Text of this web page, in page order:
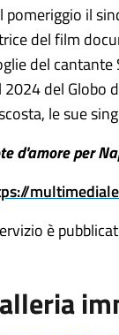
pomeriggio il
del film
del cantante
2024 del Globo
le sue
d'amore per
è